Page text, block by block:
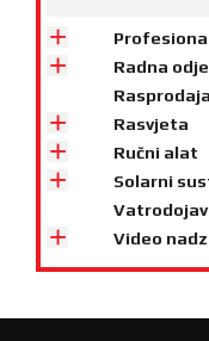
Radna
Rasprodaja
Rasvjeta
Ručni alat
Solarni
Video